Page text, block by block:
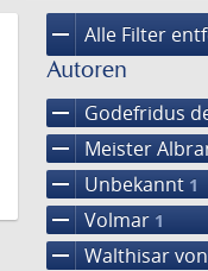
remove Alle Filter
Autoren
remove Godefridus
remove Meister
remove Unbekannt 1
remove Volmar 1
remove Walthisar